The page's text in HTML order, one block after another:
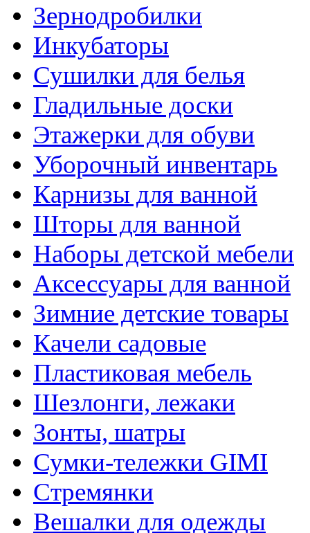
Зернодробилки
Инкубаторы
Сушилки для белья
Гладильные доски
Этажерки для обуви
Уборочный инвентарь
Карнизы для ванной
Шторы для ванной
Наборы детской мебели
Аксессуары для ванной
Зимние детские товары
Качели садовые
Пластиковая мебель
Шезлонги, лежаки
Зонты, шатры
Сумки-тележки GIMI
Стремянки
Вешалки для одежды